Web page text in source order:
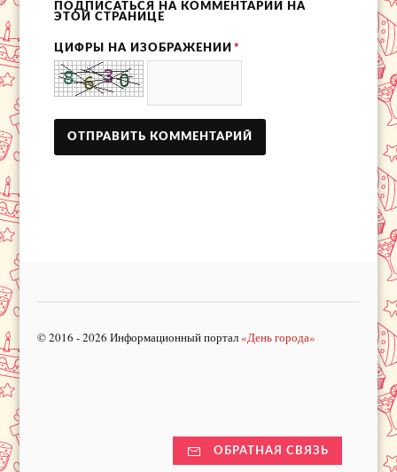
ПОДПИСАТЬСЯ НА КОММЕНТАРИИ НА
ЭТОЙ СТРАНИЦЕ
ЦИФРЫ НА ИЗОБРАЖЕНИИ *
© 2016 - 2026 Информационный портал «День города»
ОБРАТНАЯ СВЯЗЬ